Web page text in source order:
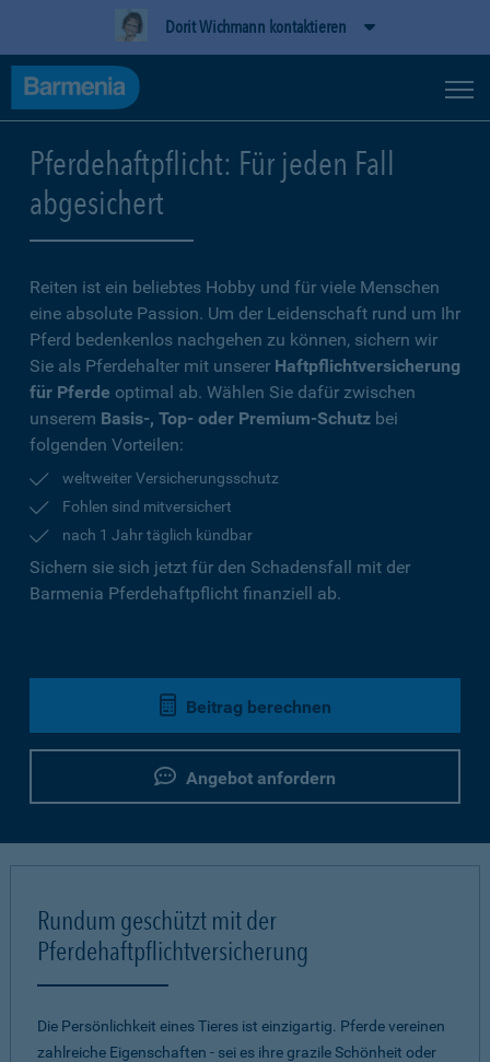
Dorit Wichmann kontaktieren
Pferdehaftpflicht: Für jeden Fall
abgesichert
Reiten ist ein beliebtes Hobby und für viele Menschen
eine absolute Passion. Um der Leidenschaft rund um Ihr
Pferd bedenkenlos nachgehen zu können, sichern wir
Sie als Pferdehalter mit unserer Haftpflichtversicherung
für Pferde optimal ab. Wählen Sie dafür zwischen
unserem Basis-, Top- oder Premium-Schutz bei
folgenden Vorteilen:
weltweiter Versicherungsschutz
Fohlen sind mitversichert
nach 1 Jahr täglich kündbar
Sichern sie sich jetzt für den Schadensfall mit der
Barmenia Pferdehaftpflicht finanziell ab.
Beitrag berechnen
Angebot anfordern
Rundum geschützt mit der
Pferdehaftpflichtversicherung
Die Persönlichkeit eines Tieres ist einzigartig. Pferde vereinen
zahlreiche Eigenschaften - sei es ihre grazile Schönheit oder